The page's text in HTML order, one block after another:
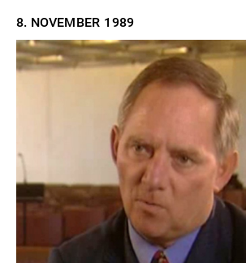
8. NOVEMBER 1989